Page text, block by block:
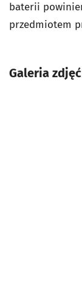
baterii
przedmiotem
Galeria zdjęć